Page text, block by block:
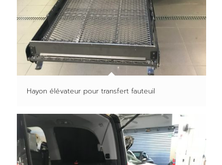
Hayon élévateur pour transfert fauteuil